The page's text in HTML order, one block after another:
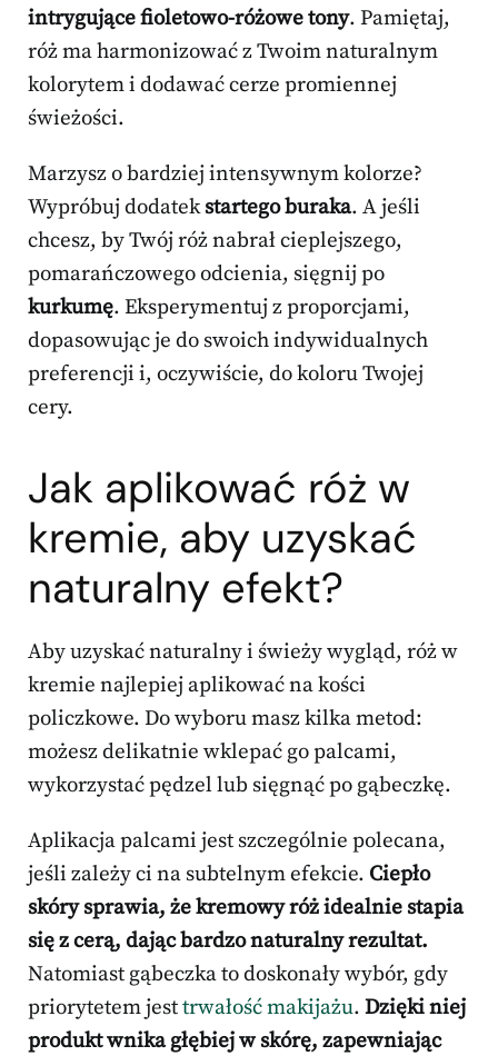
intrygujące fioletowo-różowe tony. Pamiętaj,
róż ma harmonizować z Twoim naturalnym
kolorytem i dodawać cerze promiennej
świeżości.
Marzysz o bardziej intensywnym kolorze?
Wypróbuj dodatekstartego buraka. A jeśli
chcesz, by Twój róż nabrał cieplejszego,
pomarańczowego odcienia, sięgnij po
kurkumę. Eksperymentuj z proporcjami,
dopasowując je do swoich indywidualnych
preferencji i, oczywiście, do koloru Twojej
cery.
Jak aplikować róż w
kremie, aby uzyskać
naturalny efekt?
Aby uzyskać naturalny i świeży wygląd, róż w
kremie najlepiej aplikować na kości
policzkowe. Do wyboru masz kilka metod:
możesz delikatnie wklepać go palcami,
wykorzystać pędzel lub sięgnąć po gąbeczkę.
Aplikacja palcami jest szczególnie polecana,
jeśli zależy ci na subtelnym efekcie. Ciepło
skóry sprawia, że kremowy róż idealnie stapia
się z cerą, dając bardzo naturalny rezultat.
Natomiast gąbeczka to doskonały wybór, gdy
priorytetem jesttrwałość makijażu. Dzięki niej
produkt wnika głębiej w skórę, zapewniając